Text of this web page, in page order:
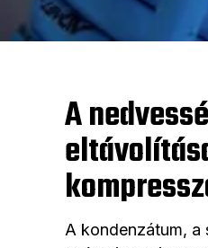
A
A kondenzátum,